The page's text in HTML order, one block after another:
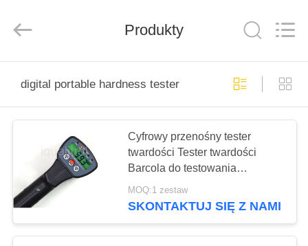
DOMU
PRODUKTY
FILMY
O
Rights
Reserved.
Produkty
digital portable hardness tester
Cyfrowy przenośny tester
twardości Tester twardości
Barcola do testowania
aluminium
MOQ:1 zestaw
SKONTAKTUJ SIĘ Z NAMI